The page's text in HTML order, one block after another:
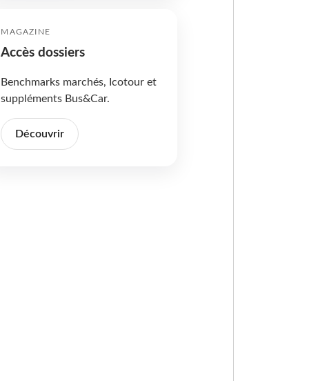
MAGAZINE
Accès dossiers
Benchmarks marchés, Icotour et
suppléments Bus&Car.
Découvrir